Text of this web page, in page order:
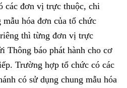
các đơn vị trực thuộc, chi
hóa đơn của tổ chức
thì từng đơn vị trực
Thông báo phát hành cho cơ
Trường hợp tổ chức có các
có sử dụng chung mẫu hóa